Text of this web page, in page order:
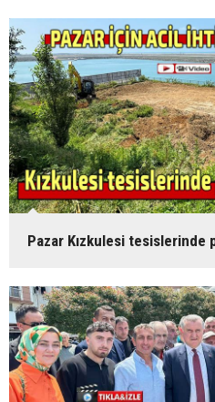
Pazar Kızkulesi tesislerinde